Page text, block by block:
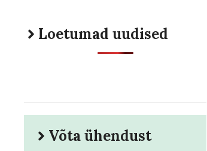
Loetumad uudised
Võta ühendust